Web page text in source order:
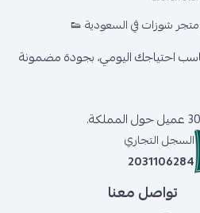
شوزات في السعودية 👟
احتياجك اليومي، بجودة مضمونة
السجل التجاري
2031106284
تواصل معنا